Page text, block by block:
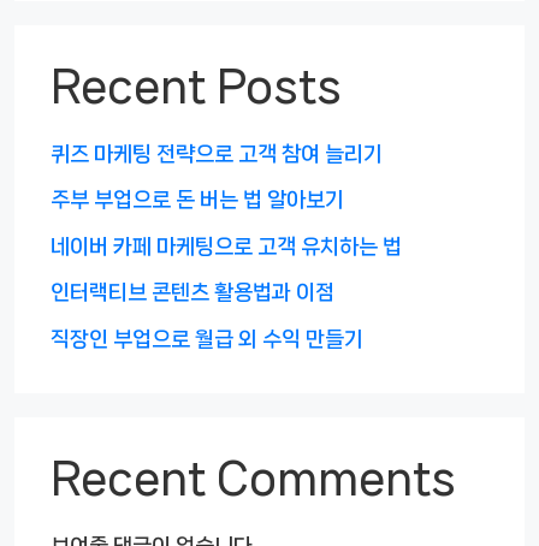
Recent Posts
퀴즈 마케팅 전략으로 고객 참여 늘리기
주부 부업으로 돈 버는 법 알아보기
네이버 카페 마케팅으로 고객 유치하는 법
인터랙티브 콘텐츠 활용법과 이점
직장인 부업으로 월급 외 수익 만들기
Recent Comments